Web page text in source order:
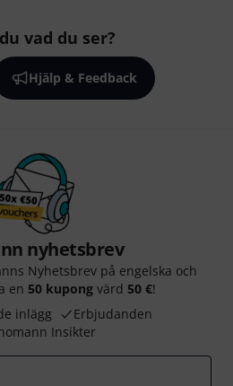
vad du ser?
Hjälp & Feedback
nyhetsbrev
Nyhetsbrev på engelska och
en 50 kupong värd 50 €!
inlägg
Erbjudanden
Insikter